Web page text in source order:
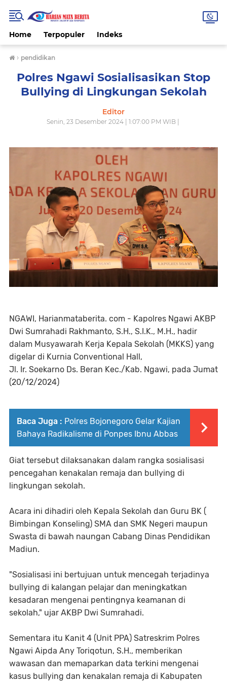
Home Terpopuler Indeks
› pendidikan
Polres Ngawi Sosialisasikan Stop
Bullying di Lingkungan Sekolah
Editor
Senin, 23 Desember 2024 | 1:07:00 PM WIB |
NGAWI, Harianmataberita. com - Kapolres Ngawi AKBP
Dwi Sumrahadi Rakhmanto, S.H., S.I.K., M.H., hadir
dalam Musyawarah Kerja Kepala Sekolah (MKKS) yang
digelar di Kurnia Conventional Hall,
Jl. Ir. Soekarno Ds. Beran Kec./Kab. Ngawi, pada Jumat
(20/12/2024)
Baca Juga : Polres Bojonegoro Gelar Kajian
Bahaya Radikalisme di Ponpes Ibnu Abbas
Giat tersebut dilaksanakan dalam rangka sosialisasi
pencegahan kenakalan remaja dan bullying di
lingkungan sekolah.
Acara ini dihadiri oleh Kepala Sekolah dan Guru BK (
Bimbingan Konseling) SMA dan SMK Negeri maupun
Swasta di bawah naungan Cabang Dinas Pendidikan
Madiun.
"Sosialisasi ini bertujuan untuk mencegah terjadinya
bullying di kalangan pelajar dan meningkatkan
kesadaran mengenai pentingnya keamanan di
sekolah," ujar AKBP Dwi Sumrahadi.
Sementara itu Kanit 4 (Unit PPA) Satreskrim Polres
Ngawi Aipda Any Toriqotun, S.H., memberikan
wawasan dan memaparkan data terkini mengenai
kasus bullying dan kenakalan remaja di Kabupaten